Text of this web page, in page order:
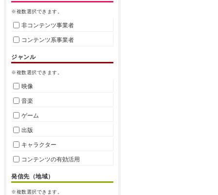
※複数選択できます。
非コンテンツ事業者
コンテンツ系事業者
ジャンル
※複数選択できます。
映像
音楽
ゲーム
出版
キャラクター
コンテンツの有効活用
発信先（地域）
※複数選択できます。